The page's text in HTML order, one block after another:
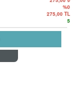
%0
275,00 TL
5